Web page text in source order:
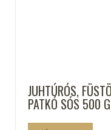
JUHTÚRÓS,
PATKÓ SÓS 500 G